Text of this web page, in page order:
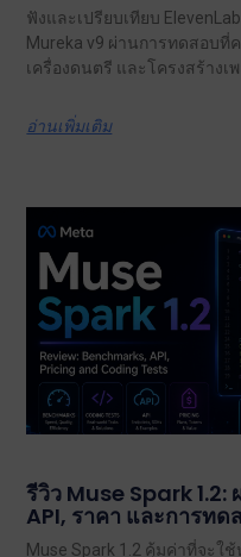
ฟังและเปรียบเทียบ
Mureka v9 ผ่านการทดสอบที่
เครื่องดนตรี และโครงสร้างเ
อ่านเพิ่มเติม
รีวิว Muse Spark
API, ราคา และการทด
Muse Spark 1.2 คุ้มค่าที่จะใ